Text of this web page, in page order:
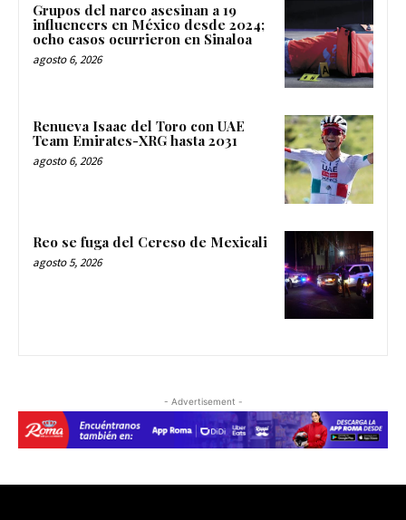
Grupos del narco asesinan a 19
influencers en México desde 2024;
ocho casos ocurrieron en Sinaloa
agosto 6, 2026
Renueva Isaac del Toro con UAE
Team Emirates-XRG hasta 2031
agosto 6, 2026
Reo se fuga del Cereso de Mexicali
agosto 5, 2026
- Advertisement -